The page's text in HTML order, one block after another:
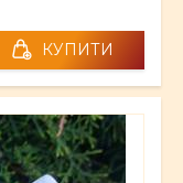
КУПИТИ